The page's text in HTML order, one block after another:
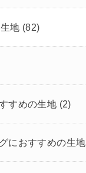
地 (82)
すめの生地 (2)
におすすめの生地